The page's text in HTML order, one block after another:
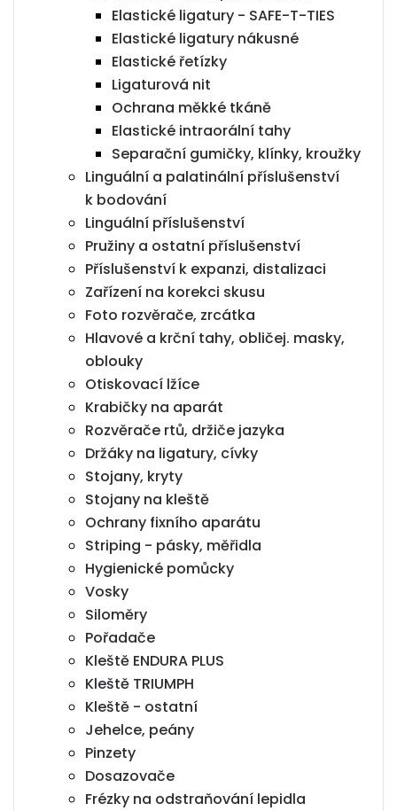
Elastické ligatury - SAFE-T-TIES
Elastické ligatury nákusné
Elastické řetízky
Ligaturová nit
Ochrana měkké tkáně
Elastické intraorální tahy
Separační gumičky, klínky, kroužky
Linguální a palatinální příslušenství
k bodování
Linguální příslušenství
Pružiny a ostatní příslušenství
Příslušenství k expanzi, distalizaci
Zařízení na korekci skusu
Foto rozvěrače, zrcátka
Hlavové a krční tahy, obličej. masky,
oblouky
Otiskovací lžíce
Krabičky na aparát
Rozvěrače rtů, držiče jazyka
Držáky na ligatury, cívky
Stojany, kryty
Stojany na kleště
Ochrany fixního aparátu
Striping - pásky, měřidla
Hygienické pomůcky
Vosky
Siloměry
Pořadače
Kleště ENDURA PLUS
Kleště TRIUMPH
Kleště - ostatní
Jehelce, peány
Pinzety
Dosazovače
Frézky na odstraňování lepidla